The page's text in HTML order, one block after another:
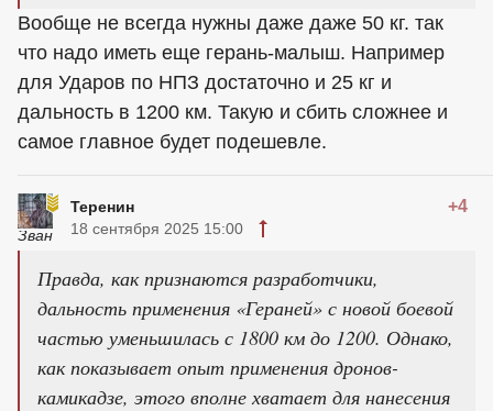
Вообще не всегда нужны даже даже 50 кг. так
что надо иметь еще герань-малыш. Например
для Ударов по НПЗ достаточно и 25 кг и
дальность в 1200 км. Такую и сбить сложнее и
самое главное будет подешевле.
Теренин +4
18 сентября 2025 15:00
Правда, как признаются разработчики,
дальность применения «Гераней» с новой боевой
частью уменьшилась с 1800 км до 1200. Однако,
как показывает опыт применения дронов-
камикадзе, этого вполне хватает для нанесения